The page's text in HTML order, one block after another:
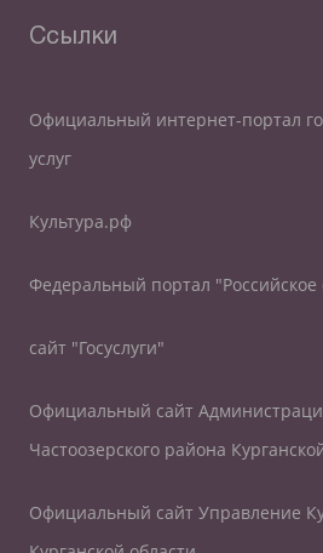
Ссылки
Официальный интернет-портал
услуг
Культура.рф
Федеральный портал "Российское
сайт "Госуслуги"
Официальный сайт
Частоозерского района
Официальный сайт Управление